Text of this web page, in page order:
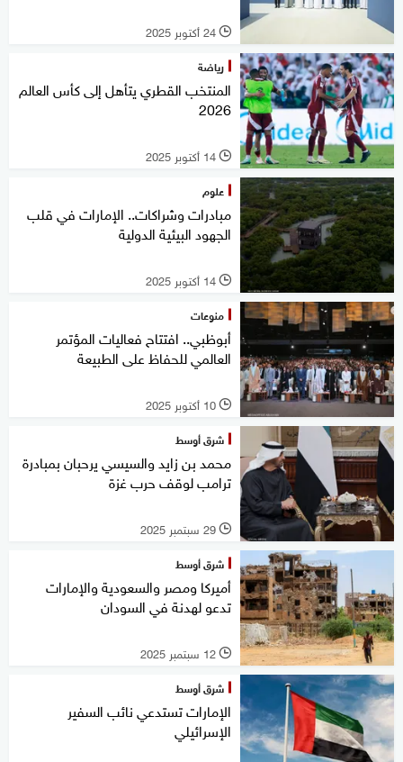
l 24 أكتوبر 2025
رياضة
المنتخب القطري يتأهل إلى كأس العالم
2026
l 14 أكتوبر 2025
علوم
مبادرات وشراكات.. الإمارات في قلب
الجهود البيئية الدولية
l 14 أكتوبر 2025
منوعات
أبوظبي.. افتتاح فعاليات المؤتمر
العالمي للحفاظ على الطبيعة
l 10 أكتوبر 2025
شرق أوسط
محمد بن زايد والسيسي يرحبان بمبادرة
ترامب لوقف حرب غزة
l 29 سبتمبر 2025
شرق أوسط
أميركا ومصر والسعودية والإمارات
تدعو لهدنة في السودان
l 12 سبتمبر 2025
شرق أوسط
الإمارات تستدعي نائب السفير
الإسرائيلي